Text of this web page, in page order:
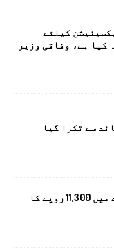
کیلئے
کیا ہے، وفاقی وزیر
سے ٹکرا گیا
پاکستان میں سونے کی قیمت میں 11,300 روپے کا